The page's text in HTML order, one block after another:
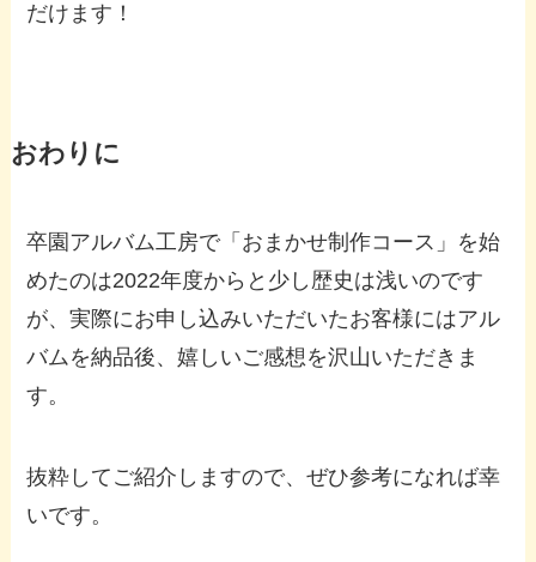
だけます！
おわりに
卒園アルバム工房で「おまかせ制作コース」を始
めたのは2022年度からと少し歴史は浅いのです
が、実際にお申し込みいただいたお客様にはアル
バムを納品後、嬉しいご感想を沢山いただきま
す。
抜粋してご紹介しますので、ぜひ参考になれば幸
いです。